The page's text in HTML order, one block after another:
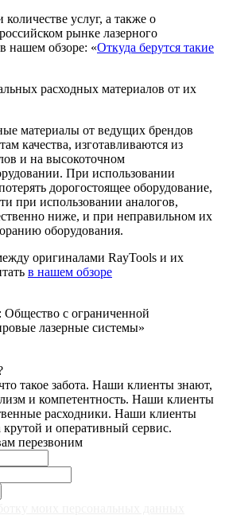
услуг, а также о
рынке лазерного
нашем обзоре: «Откуда берутся такие
расходных материалов от их
материалы от ведущих брендов
качества, изготавливаются из
и на высокоточном
При использовании
дорогостоящее оборудование,
при использовании аналогов,
ниже, и при неправильном их
оборудования.
оригиналами RayTools и их
в нашем обзоре
с ограниченной
лазерные системы»
такое забота. Наши клиенты знают,
и компетентность. Наши клиенты
расходники. Наши клиенты
крутой и оперативный сервис.
перезвоним